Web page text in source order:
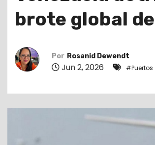
brote global
Por Rosanid Dewendt
Jun 2, 2026